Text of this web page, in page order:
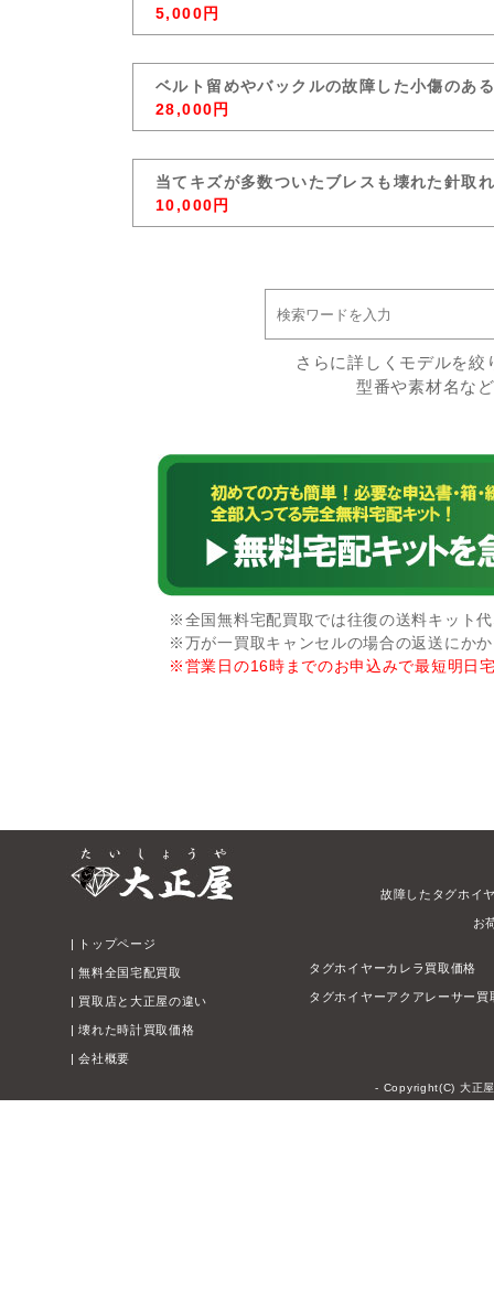
5,000円
ベルト留めやバックルの故障した小傷のあ
28,000円
当てキズが多数ついたブレスも壊れた針取
10,000円
さらに詳しくモデルを
型番や素材名な
※全国無料宅配買取では往復の送料キット
※万が一買取キャンセルの場合の返送にか
※営業日の16時までのお申込みで最短明日
| トップページ
|無料全国宅配買取
| 買取店と大正屋の違い
|壊れた時計買取価格
|会社概要
故障したタグホイ
お
タグホイヤーカレラ買取価格
タグホイヤーアクアレーサー買
- Copyright(C) 大正